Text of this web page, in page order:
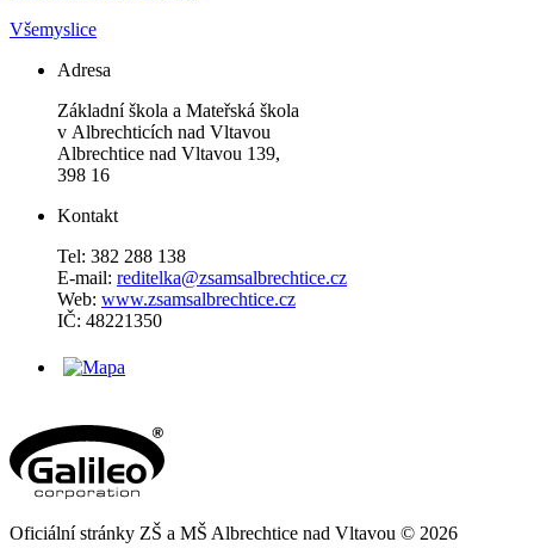
Všemyslice
Adresa
Základní škola a Mateřská škola
v Albrechticích nad Vltavou
Albrechtice nad Vltavou 139,
398 16
Kontakt
Tel: 382 288 138
E-mail: reditelka@zsamsalbrechtice.cz
Web: www.zsamsalbrechtice.cz
IČ: 48221350
Oficiální stránky ZŠ a MŠ Albrechtice nad Vltavou © 2026